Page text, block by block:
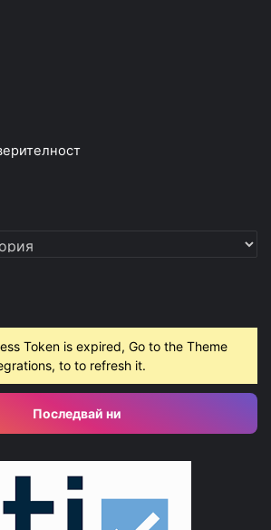
Token is expired, Go to the Theme
to to refresh it.
Последвай ни